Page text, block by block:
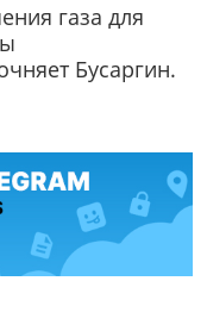
газа для
Бусаргин.